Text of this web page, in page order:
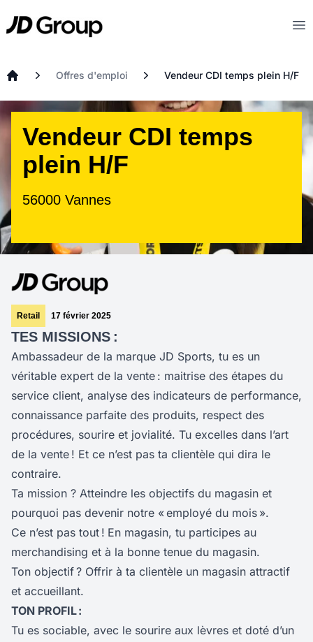
JD
Offres d'emploi Vendeur CDI temps plein H/F
Vendeur CDI temps
plein H/F
56000 Vannes
Retail 17 février 2025
TES MISSIONS :
Ambassadeur de la marque JD Sports, tu es un
véritable expert de la vente : maitrise des étapes du
service client, analyse des indicateurs de performance,
connaissance parfaite des produits, respect des
procédures, sourire et jovialité. Tu excelles dans l’art
de la vente ! Et ce n’est pas ta clientèle qui dira le
contraire.
Ta mission ? Atteindre les objectifs du magasin et
pourquoi pas devenir notre « employé du mois ».
Ce n’est pas tout ! En magasin, tu participes au
merchandising et à la bonne tenue du magasin.
Ton objectif ? Offrir à ta clientèle un magasin attractif
et accueillant.
TON PROFIL :
Tu es sociable, avec le sourire aux lèvres et doté d’un